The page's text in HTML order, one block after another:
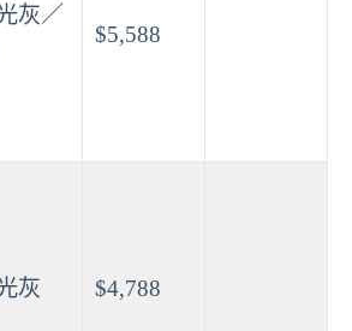
灰／
$5,588
灰 $4,788